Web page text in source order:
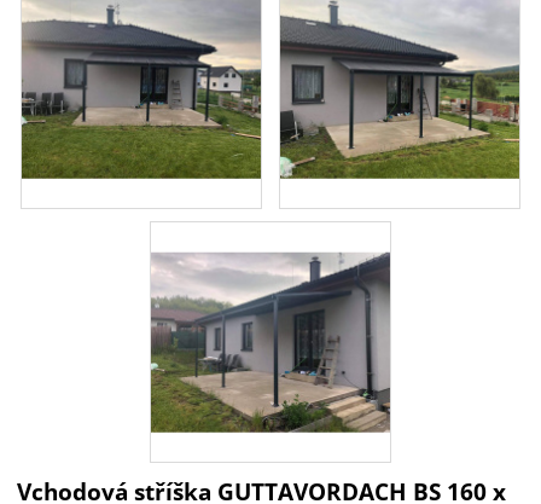
Vchodová stříška GUTTAVORDACH BS 160 x